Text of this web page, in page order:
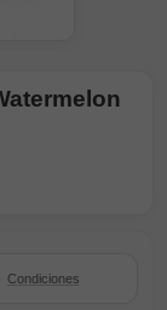
Condiciones